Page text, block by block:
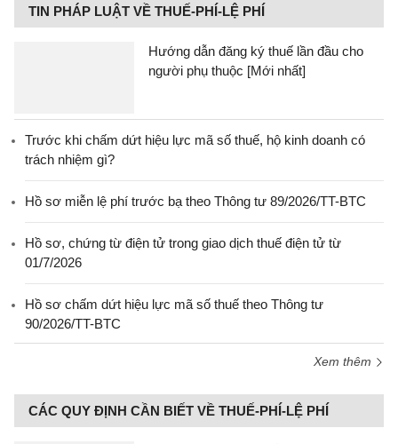
TIN PHÁP LUẬT VỀ THUẾ-PHÍ-LỆ PHÍ
Hướng dẫn đăng ký thuế lần đầu cho
người phụ thuộc [Mới nhất]
Trước khi chấm dứt hiệu lực mã số thuế, hộ kinh doanh có
trách nhiệm gì?
Hồ sơ miễn lệ phí trước bạ theo Thông tư 89/2026/TT-BTC
Hồ sơ, chứng từ điện tử trong giao dịch thuế điện tử từ
01/7/2026
Hồ sơ chấm dứt hiệu lực mã số thuế theo Thông tư
90/2026/TT-BTC
Xem thêm
CÁC QUY ĐỊNH CẦN BIẾT VỀ THUẾ-PHÍ-LỆ PHÍ